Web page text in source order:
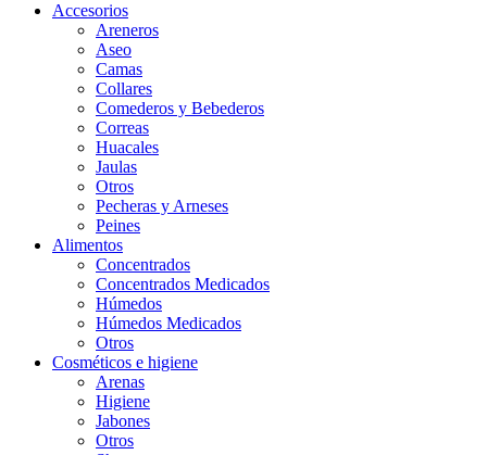
Accesorios
Areneros
Aseo
Camas
Collares
Comederos y Bebederos
Correas
Huacales
Jaulas
Otros
Pecheras y Arneses
Peines
Alimentos
Concentrados
Concentrados Medicados
Húmedos
Húmedos Medicados
Otros
Cosméticos e higiene
Arenas
Higiene
Jabones
Otros